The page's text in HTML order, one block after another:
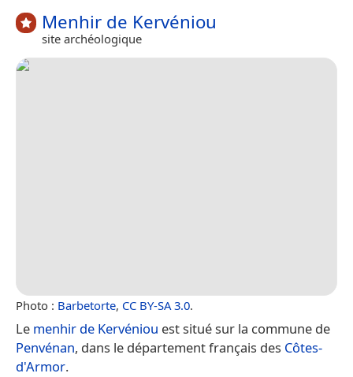
Menhir de Kervéniou
site archéologique
Photo : Barbetorte, CC BY-SA 3.0.
Le menhir de Kervéniou est situé sur la commune de
Penvénan, dans le département français des Côtes-
d'Armor.